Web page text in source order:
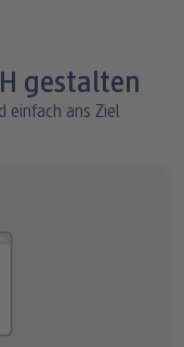
gestalten
einfach ans Ziel